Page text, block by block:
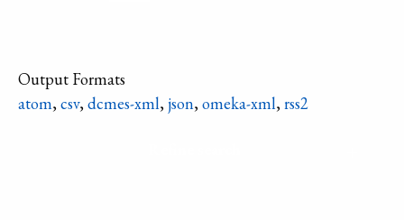
Output Formats
atom, csv, dcmes-xml, json, omeka-xml, rss2